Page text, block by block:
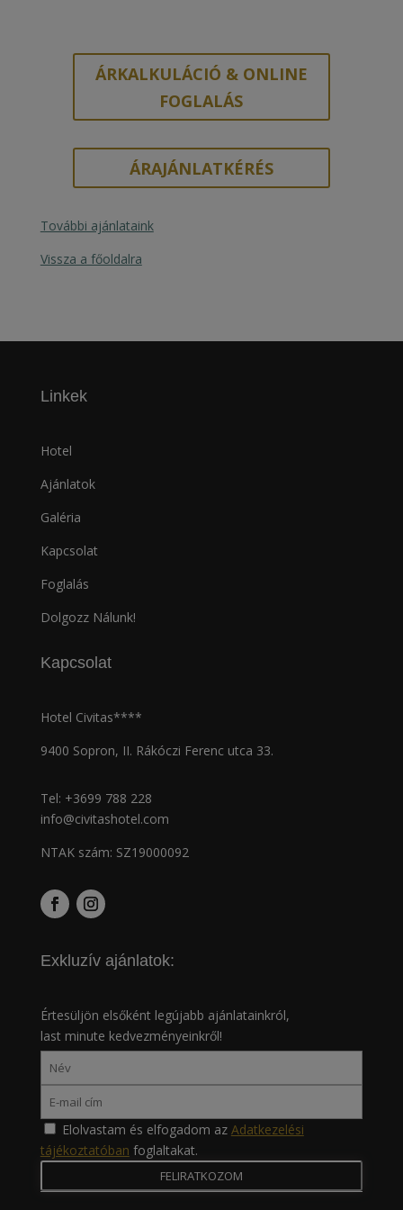
ÁRKALKULÁCIÓ & ONLINE
FOGLALÁS
ÁRAJÁNLATKÉRÉS
További ajánlataink
Vissza a főoldalra
Linkek
Hotel
Ajánlatok
Galéria
Kapcsolat
Foglalás
Dolgozz Nálunk!
Kapcsolat
Hotel Civitas****
9400 Sopron, II. Rákóczi Ferenc utca 33.
Tel: +3699 788 228
info@civitashotel.com
NTAK szám: SZ19000092
Exkluzív ajánlatok:
Értesüljön elsőként legújabb ajánlatainkról,
last minute kedvezményeinkről!
Elolvastam és elfogadom az Adatkezelési
tájékoztatóban foglaltakat.